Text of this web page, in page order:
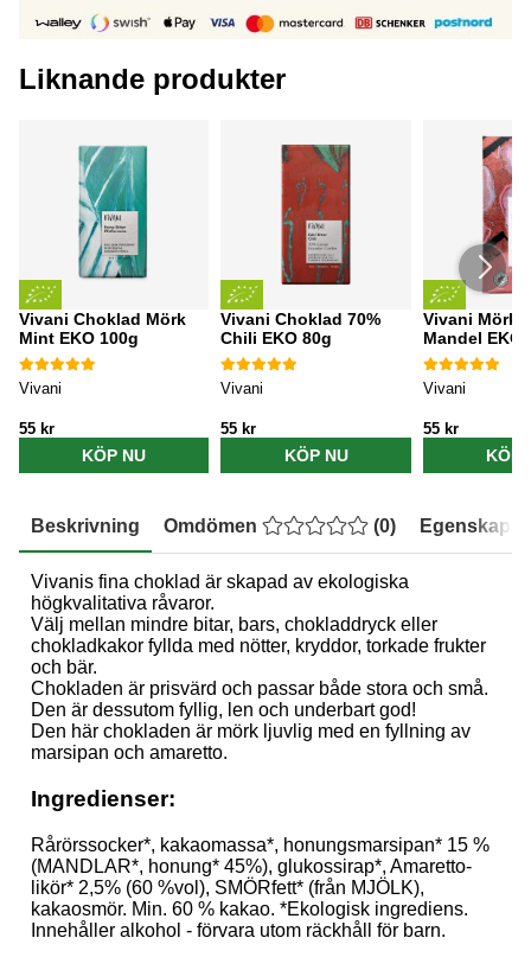
Liknande produkter
Vivani Choklad Mörk
Mint EKO 100g
Vivani
55 kr
KÖP NU
Vivani Choklad 70%
Chili EKO 80g
Vivani
55 kr
KÖP NU
Vivani Mörk
Mandel EKO
Vivani
55 kr
KÖP
Beskrivning Omdömen (0) Egenskaper
Vivanis fina choklad är skapad av ekologiska
högkvalitativa råvaror.
Välj mellan mindre bitar, bars, chokladdryck eller
chokladkakor fyllda med nötter, kryddor, torkade frukter
och bär.
Chokladen är prisvärd och passar både stora och små.
Den är dessutom fyllig, len och underbart god!
Den här chokladen är mörk ljuvlig med en fyllning av
marsipan och amaretto.
Ingredienser:
Rårörssocker*, kakaomassa*, honungsmarsipan* 15 %
(MANDLAR*, honung* 45%), glukossirap*, Amaretto-
likör* 2,5% (60 %vol), SMÖRfett* (från MJÖLK),
kakaosmör. Min. 60 % kakao. *Ekologisk ingrediens.
Innehåller alkohol - förvara utom räckhåll för barn.